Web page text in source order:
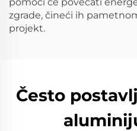
zgrade, čineći ih
projekt.
Često